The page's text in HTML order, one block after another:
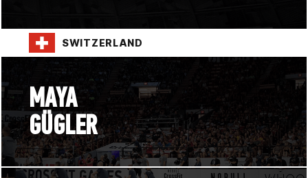
SWITZERLAND
MAYA
GÜGLER